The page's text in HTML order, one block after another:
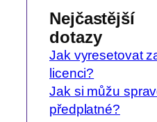
Nejčastější
dotazy
Jak vyresetovat
licenci?
Jak si můžu
předplatné?